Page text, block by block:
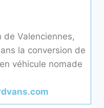
de Valenciennes,
la conversion de
véhicule nomade